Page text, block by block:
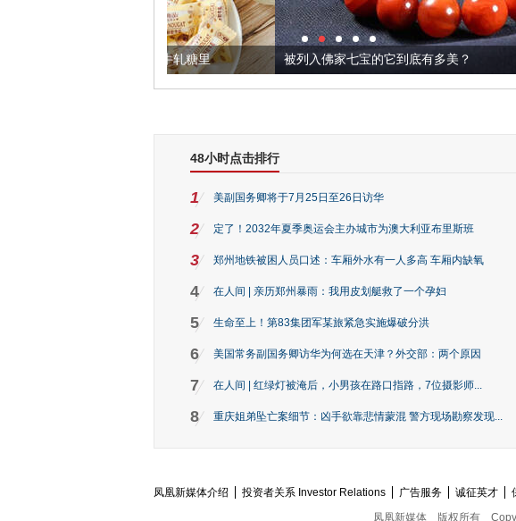
被列入佛家七宝的它到底有多美？
48小时点击排行
1 美副国务卿将于7月25日至26日访华
2 定了！2032年夏季奥运会主办城市为澳大利亚布里斯班
3 郑州地铁被困人员口述：车厢外水有一人多高 车厢内缺氧
4 在人间 | 亲历郑州暴雨：我用皮划艇救了一个孕妇
5 生命至上！第83集团军某旅紧急实施爆破分洪
6 美国常务副国务卿访华为何选在天津？外交部：两个原因
7 在人间 | 红绿灯被淹后，小男孩在路口指路，7位摄影师...
8 重庆姐弟坠亡案细节：凶手欲靠悲情蒙混 警方现场勘察发现...
凤凰新媒体介绍 投资者关系 Investor Relations 广告服务 诚征英才
凤凰新媒体
版权所有